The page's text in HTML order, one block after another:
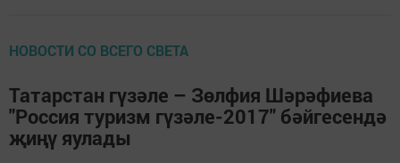
НОВОСТИ СО ВСЕГО СВЕТА
Татарстан гүзәле – Зөлфия Шәрәфиева
"Россия туризм гүзәле-2017" бәйгесендә
җиңү яулады